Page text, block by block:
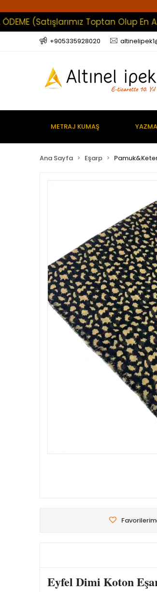
(Satışlarımız Toptan Olup En Az
+905335928020
METRAJ KUMAŞ YAZMA
Ana Sayfa Eşarp
Eyfel Dimi Koton